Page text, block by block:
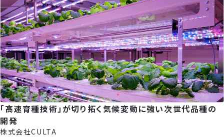
「高速育種技術」が切り拓く気候変動に強い次世代品種の
開発
株式会社CULTA